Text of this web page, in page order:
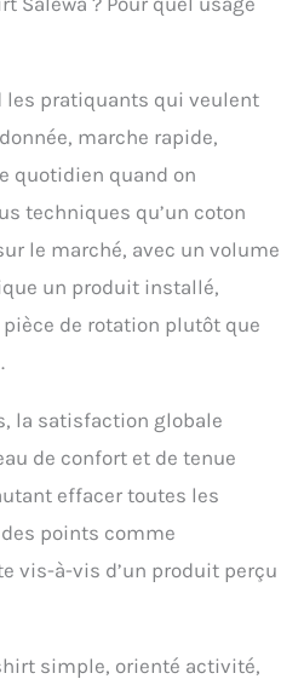
sols rocheux, les
métatarse : les
homme dotées de
un transfert
pour un meilleur
Tex Extended-
alpines pour homme
que la sueur et la
vers l’extérieur.
les pratiquants qui veulent
marche rapide,
quotidien quand on
techniques qu’un coton
le marché, avec un volume
un produit installé,
de rotation plutôt que
la satisfaction globale
de confort et de tenue
effacer toutes les
points comme
vis-à-vis d’un produit perçu
simple, orienté activité,